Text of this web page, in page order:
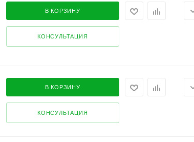
В КОРЗИНУ
КОНСУЛЬТАЦИЯ
В КОРЗИНУ
КОНСУЛЬТАЦИЯ